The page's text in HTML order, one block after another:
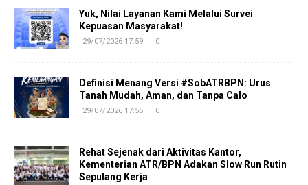
Yuk, Nilai Layanan Kami Melalui Survei
Kepuasan Masyarakat!
29/07/2026 17:59 0
Definisi Menang Versi #SobATRBPN: Urus
Tanah Mudah, Aman, dan Tanpa Calo
29/07/2026 17:55 0
Rehat Sejenak dari Aktivitas Kantor,
Kementerian ATR/BPN Adakan Slow Run Rutin
Sepulang Kerja